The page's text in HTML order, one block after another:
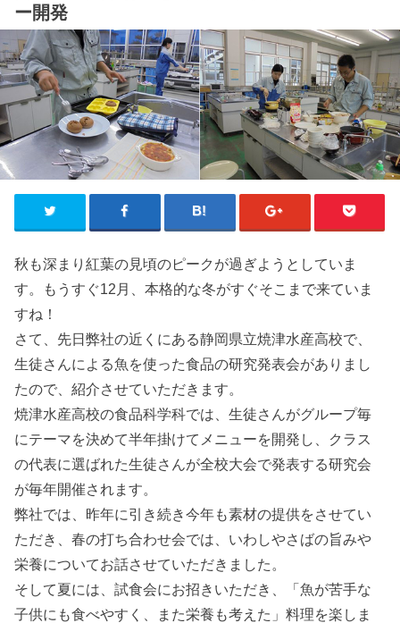
ー開発
秋も深まり紅葉の見頃のピークが過ぎようとしていま
す。もうすぐ12月、本格的な冬がすぐそこまで来ていま
すね！
さて、先日弊社の近くにある静岡県立焼津水産高校で、
生徒さんによる魚を使った食品の研究発表会がありまし
たので、紹介させていただきます。
焼津水産高校の食品科学科では、生徒さんがグループ毎
にテーマを決めて半年掛けてメニューを開発し、クラス
の代表に選ばれた生徒さんが全校大会で発表する研究会
が毎年開催されます。
弊社では、昨年に引き続き今年も素材の提供をさせてい
ただき、春の打ち合わせ会では、いわしやさばの旨みや
栄養についてお話させていただきました。
そして夏には、試食会にお招きいただき、「魚が苦手な
子供にも食べやすく、また栄養も考えた」料理を楽しま